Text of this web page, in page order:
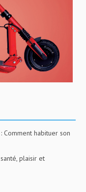
habituer son
plaisir et